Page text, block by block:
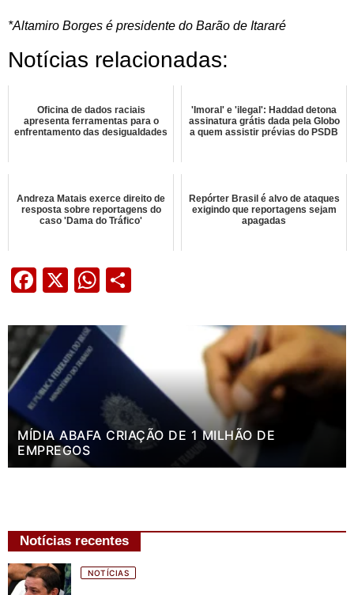
*Altamiro Borges é presidente do Barão de Itararé
Notícias relacionadas:
Oficina de dados raciais
apresenta ferramentas para o
enfrentamento das desigualdades
'Imoral' e 'ilegal': Haddad detona
assinatura grátis dada pela Globo
a quem assistir prévias do PSDB
Andreza Matais exerce direito de
resposta sobre reportagens do
caso 'Dama do Tráfico'
Repórter Brasil é alvo de ataques
exigindo que reportagens sejam
apagadas
Facebook
X WhatsApp
MÍDIA ABAFA CRIAÇÃO DE 1 MILHÃO DE
EMPREGOS
Notícias recentes
NOTÍCIAS